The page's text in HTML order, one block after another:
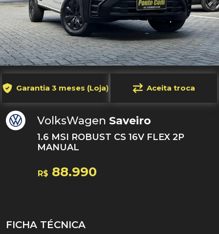
Garantia 3 meses (Loja) Aceita troca
VolksWagen Saveiro
1.6 MSI ROBUST CS 16V FLEX 2P
MANUAL
R$ 88.990
FICHA TÉCNICA